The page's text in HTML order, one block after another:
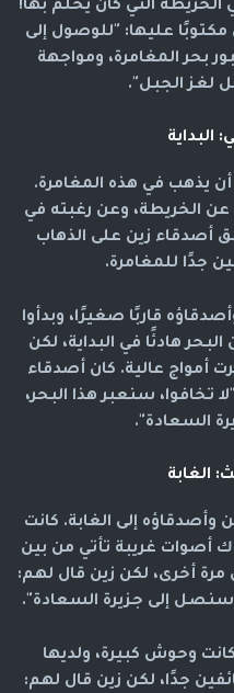
التي كان يحلم بها!
مكتوبًا عليها: "للوصول إلى
بحر المغامرة، ومواجهة
لغز الجبل".
البداية
أن يذهب في هذه المغامرة.
عن الخريطة، وعن رغبته في
أصدقاء زين على الذهاب
جدًا للمغامرة.
قاربًا صغيرًا، وبدأوا
هادئًا في البداية، لكن
أمواج عالية. كان أصدقاء
تخافوا، سنعبر هذا البحر،
السعادة".
الغابة
وأصدقاؤه إلى الغابة. كانت
أصوات غريبة تأتي من بين
مرة أخرى، لكن زين قال لهم:
وسنصل إلى جزيرة السعادة".
وحوش كبيرة، ولديها
جدًا، لكن زين قال لهم: